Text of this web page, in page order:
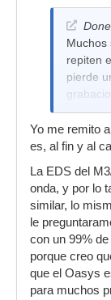
Muchos
repiten
pierde
Yo me remito
es, al fin y al
La EDS del
onda, y por lo
similar, lo
le
con un 99%
porque creo
que el Oasys
para muchos